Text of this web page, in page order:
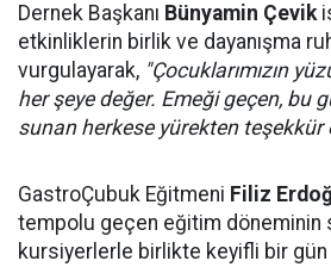
Dernek Başkanı Bünyamin Çevik
etkinliklerin birlik ve dayanışma
vurgulayarak, "Çocuklarımızın
her şeye değer. Emeği geçen, bu
sunan herkese yürekten teşekkür
GastroÇubuk Eğitmeni Filiz
tempolu geçen eğitim döneminin
kursiyerlerle birlikte keyifli bir gün